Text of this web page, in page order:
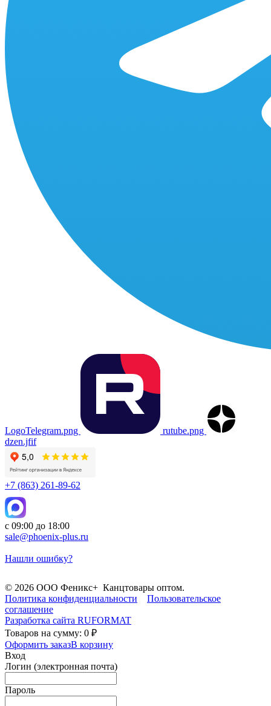
LogoTelegram.png
rutube.png
dzen.jfif
+7 (863) 261-89-62
с 09:00 до 18:00
sale@phoenix-plus.ru
Нашли ошибку?
© 2026 ООО Феникс+ Канцтовары оптом.
Политика конфиденциальности
Пользовательское
соглашение
Разработка сайта RUFORMAT
Товаров на сумму: 0 ₽
Оформить заказВ корзину
Вход
Логин (электронная почта)
Пароль